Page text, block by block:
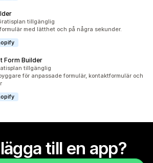
totalt
tillgänglig
med lätthet och på några sekunder.
Form Builder
totalt
tillgänglig
för anpassade formulär, kontaktformulär och
till en app?